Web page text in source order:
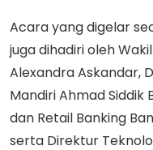
Acara yang digelar
juga dihadiri oleh
Alexandra Askandar,
Mandiri Ahmad Siddik
dan Retail Banking
serta Direktur